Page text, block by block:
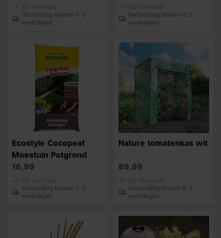
Op voorraad
Verzending binnen 0-2
werkdagen
Op voorraad
Verzending binnen 0-2
werkdagen
Ecostyle Cocopeat
Moestuin Potgrond
16,99
Op voorraad
Verzending binnen 0-2
werkdagen
Nature tomatenkas wit
89,99
Op voorraad
Verzending binnen 0-2
werkdagen